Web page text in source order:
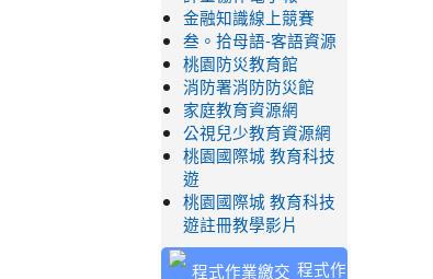
金融知識線上競賽
叁。拾母語-客語資源
桃園防災教育館
消防署消防防災館
家庭教育資源網
公視兒少教育資源網
桃園國際城 教育科技
遊
桃園國際城 教育科技
遊註冊教學影片
程式作